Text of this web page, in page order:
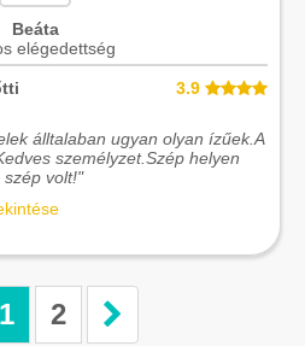
Beáta
elégedettség
3.9
álltalaban ugyan olyan ízűek.A
személyzet.Szép helyen
volt!"
1 2